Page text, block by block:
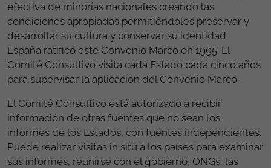
efectiva de minorías nacionales creando las
condiciones apropiadas permitiéndoles preservar y
desarrollar su cultura y conservar su identidad.
España ratificó este Convenio Marco en 1995. El
Comité Consultivo visita cada Estado cada cinco años
para supervisar la aplicación del Convenio Marco.
El Comité Consultivo está autorizado a recibir
información de otras fuentes que no sean los
informes de los Estados, con fuentes independientes.
Puede realizar visitas in situ a los países para examinar
sus informes, reunirse con el gobierno, ONGs, las